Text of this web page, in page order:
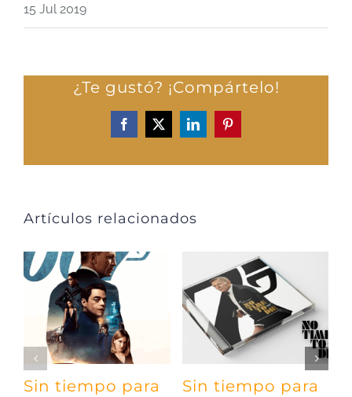
15 Jul 2019
¿Te gustó? ¡Compártelo!
Facebook
X LinkedInPinterest
Artículos relacionados
Sin tiempo para
Sin tiempo para